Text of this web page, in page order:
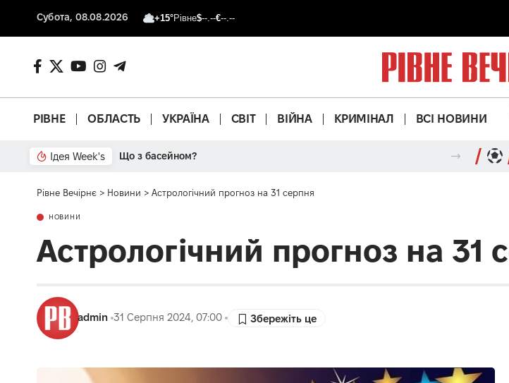
Субота, 08.08.2026 +15°Рівне$--.--€--.--
РІВНЕ ОБЛАСТЬ УКРАЇНА СВІТ ВІЙНА КРИМІНАЛ ВСІ НОВИНИ
Ідея Week's Від паркану до картонки
Рівне Вечірнє > Новини > Астрологічний прогноз на 31 серпня
НОВИНИ
Астрологічний прогноз на 31
admin 31 Серпня 2024, 07:00